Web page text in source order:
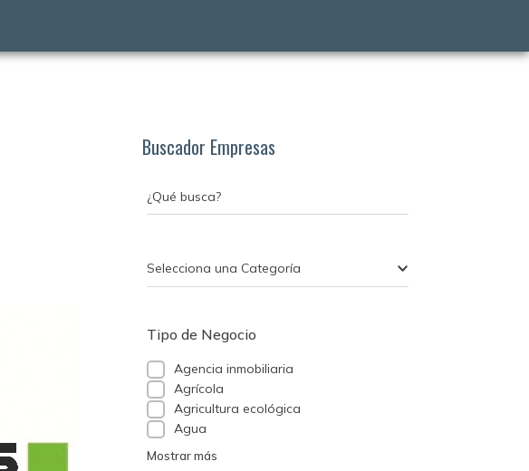
Buscador Empresas
¿Qué busca?
Selecciona una Categoría
Tipo de Negocio
Agencia inmobiliaria
Agrícola
Agricultura ecológica
Agua
Mostrar más